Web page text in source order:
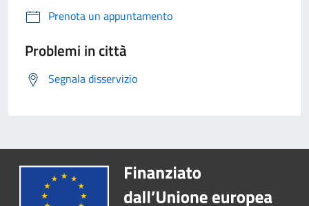
Prenota un appuntamento
Problemi in città
Segnala disservizio